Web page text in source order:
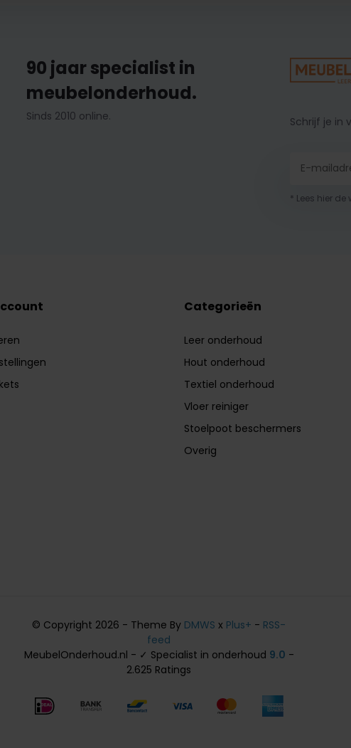
90 jaar specialist in
meubelonderhoud.
Sinds 2010 online. Schrijf je in
* Lees hier de
Categorieën
Leer onderhoud
Hout onderhoud
Textiel onderhoud
Vloer reiniger
Stoelpoot beschermers
Overig
© Copyright 2026 - Theme By DMWS x Plus+ - RSS-
feed
MeubelOnderhoud.nl - ✓ Specialist in onderhoud 9.0 -
2.625 Ratings